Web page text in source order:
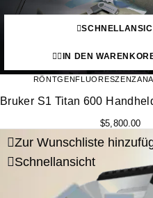
IN DEN
Bruker S1 Titan 600
$5,800.00
Zur Wunschliste
Schnellansicht